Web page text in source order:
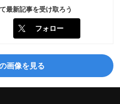
最新記事を受け取ろう
フォロー
画像を見る